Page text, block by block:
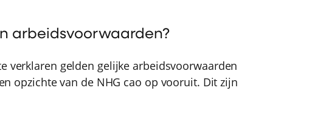
arbeidsvoorwaarden?
verklaren gelden gelijke arbeidsvoorwaarden
opzichte van de NHG cao op vooruit. Dit zijn